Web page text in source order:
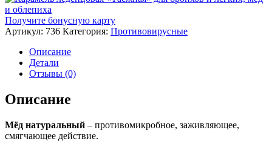
Получите бонусную карту
Артикул: 736 Категория: Противовирусные
Описание
Детали
Отзывы (0)
Описание
Мёд натуральный – противомикробное, заживляющее,
смягчающее действие.